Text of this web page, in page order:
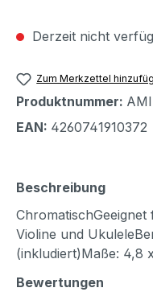
Derzeit nicht
Zum Merkzettel
Produktnummer:
EAN: 4260741910372
Beschreibung
Violine und
(inkludiert)Maße: 4,8
Bewertungen